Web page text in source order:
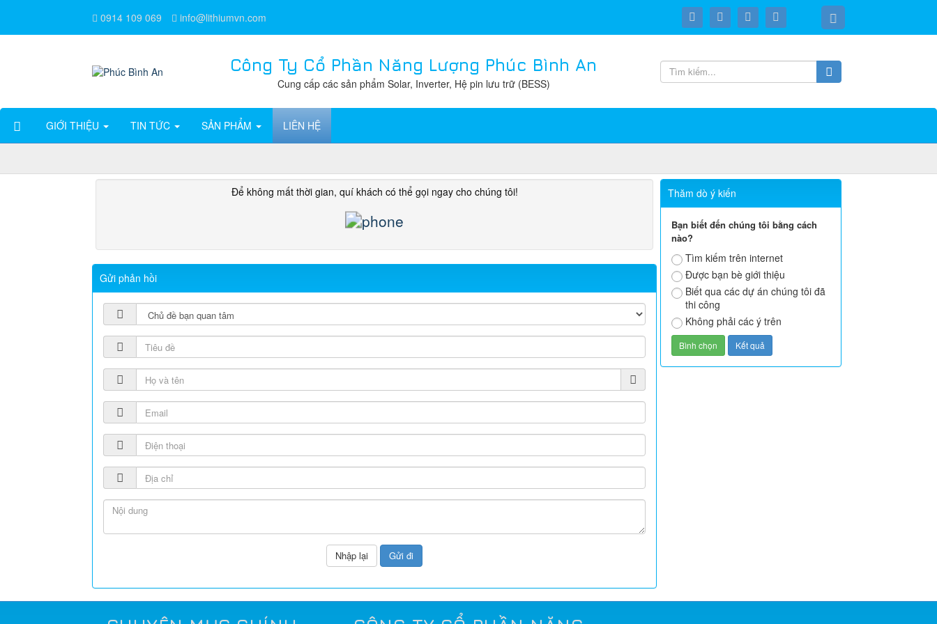
0914 109 069 info@lithiumvn.com
Công Ty Cổ Phần Năng Lượng Phúc Bình An
Cung cấp các sản phẩm Solar, Inverter, Hệ pin lưu trữ (BESS)
GIỚI THIỆU TIN TỨC SẢN PHẨM LIÊN HỆ
Để không mất thời gian, quí khách có thể gọi ngay cho chúng tôi!
Gửi phản hồi
Thăm dò ý kiến
Bạn biết đến chúng tôi bằng cách
nào?
Tìm kiếm trên internet
Được bạn bè giới thiệu
Biết qua các dự án chúng tôi đã
thi công
Không phải các ý trên